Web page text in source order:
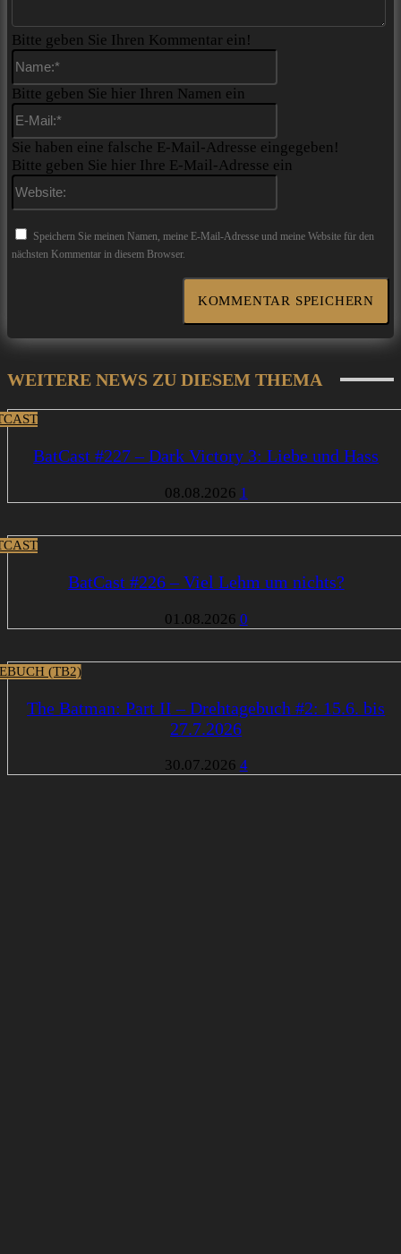
Bitte geben Sie Ihren Kommentar ein!
Bitte geben Sie hier Ihren Namen ein
Sie haben eine falsche E-Mail-Adresse eingegeben!
Bitte geben Sie hier Ihre E-Mail-Adresse ein
Speichern Sie meinen Namen, meine E-Mail-Adresse und meine Website für den
nächsten Kommentar in diesem Browser.
WEITERE NEWS ZU DIESEM THEMA
BatCast #227 – Dark Victory 3: Liebe und Hass
08.08.2026 1
BatCast #226 – Viel Lehm um nichts?
01.08.2026 0
(TB2)
The Batman: Part II – Drehtagebuch #2: 15.6. bis
27.7.2026
30.07.2026 4